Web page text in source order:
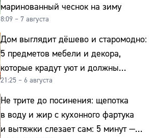
маринованный чеснок на зиму
8:09 – 7 августа
Дом выглядит дёшево и старомодно:
5 предметов мебели и декора,
которые крадут уют и должны
отправиться на свалку прямо сейчас
21:25 – 6 августа
Не трите до посинения: щепотка
в воду и жир с кухонного фартука
и вытяжки слезает сам: 5 минут —